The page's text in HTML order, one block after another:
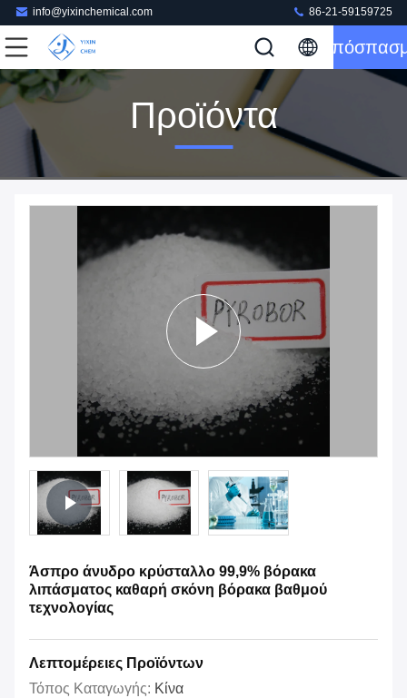
info@yixinchemical.com 86-21-59159725
Προϊόντα
Άσπρο άνυδρο κρύσταλλο 99,9% βόρακα
λιπάσματος καθαρή σκόνη βόρακα βαθμού
τεχνολογίας
Λεπτομέρειες Προϊόντων
Τόπος Καταγωγής: Κίνα